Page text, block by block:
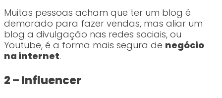
Muitas pessoas acham que ter um blog é
demorado para fazer vendas, mas aliar um
blog a divulgação nas redes sociais, ou
Youtube, é a forma mais segura de negócio
na internet.
2 – Influencer